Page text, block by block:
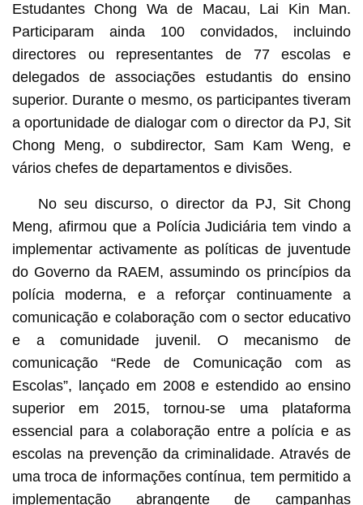
Estudantes Chong Wa de Macau, Lai Kin Man.
Participaram ainda 100 convidados, incluindo
directores ou representantes de 77 escolas e
delegados de associações estudantis do ensino
superior. Durante o mesmo, os participantes tiveram
a oportunidade de dialogar com o director da PJ, Sit
Chong Meng, o subdirector, Sam Kam Weng, e
vários chefes de departamentos e divisões.
No seu discurso, o director da PJ, Sit Chong
Meng, afirmou que a Polícia Judiciária tem vindo a
implementar activamente as políticas de juventude
do Governo da RAEM, assumindo os princípios da
polícia moderna, e a reforçar continuamente a
comunicação e colaboração com o sector educativo
e a comunidade juvenil. O mecanismo de
comunicação “Rede de Comunicação com as
Escolas”, lançado em 2008 e estendido ao ensino
superior em 2015, tornou-se uma plataforma
essencial para a colaboração entre a polícia e as
escolas na prevenção da criminalidade. Através de
uma troca de informações contínua, tem permitido a
implementação abrangente de campanhas